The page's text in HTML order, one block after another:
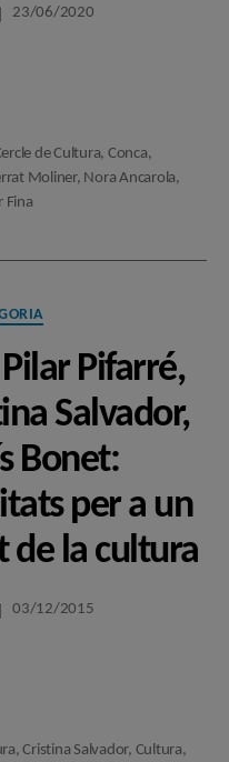
23/06/2020
de Cultura, Conca,
Moliner, Nora Ancarola,
Fina
Pifarré,
Salvador,
Bonet:
per a un
de la cultura
03/12/2015
,Cristina Salvador, Cultura,